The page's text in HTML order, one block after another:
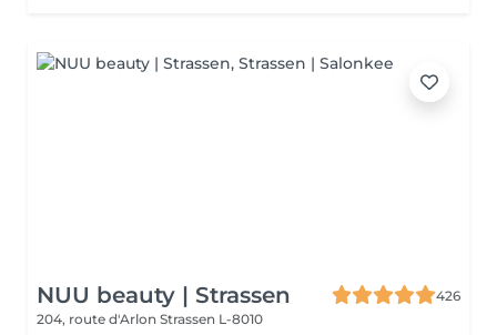
NUU beauty | Strassen
426
204, route d'Arlon Strassen L-8010